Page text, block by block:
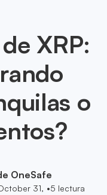
XRP:
o
OneSafe
31, •5 lectura